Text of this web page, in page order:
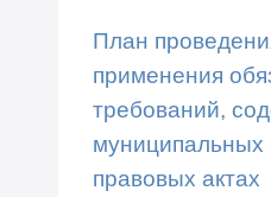
План
применения
требований,
правовых актах